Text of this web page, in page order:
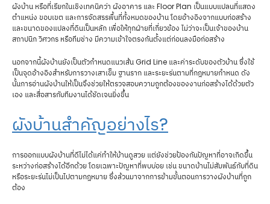
ผังบ้าน หรือที่เรียกในเชิงเทคนิคว่า ผังอาคาร และ Floor Plan เป็นแบบแปลนที่แสดง
ตำแหน่ง ขอบเขต และการจัดสรรพื้นที่ทั้งหมดของบ้าน โดยอ้างอิงจากแบบก่อสร้าง
และขนาดของแปลงที่ดินเป็นหลัก เพื่อให้ทุกฝ่ายที่เกี่ยวข้อง ไม่ว่าจะเป็นเจ้าของบ้าน
สถาปนิก วิศวกร หรือทีมช่าง มีความเข้าใจตรงกันตั้งแต่ก่อนลงมือก่อสร้าง
นอกจากนี้ผังบ้านยังเป็นตัวกำหนดแนวเส้น Grid Line และค่าระดับของตัวบ้าน ซึ่งใช้
เป็นจุดอ้างอิงสำหรับการวางเสาเข็ม ฐานราก และระยะร่นตามที่กฎหมายกำหนด ดัง
นั้นการอ่านผังบ้านให้เป็นจึงช่วยให้ตรวจสอบความถูกต้องของงานก่อสร้างได้ด้วยตัว
เอง และสื่อสารกับทีมงานได้ชัดเจนยิ่งขึ้น
ผังบ้านสำคัญอย่างไร?
การออกแบบผังบ้านที่ดีไม่ได้แค่ทำให้บ้านดูสวย แต่ยังช่วยป้องกันปัญหาที่อาจเกิดขึ้น
ระหว่างก่อสร้างได้อีกด้วย โดยเฉพาะปัญหาที่พบบ่อย เช่น ขนาดบ้านไม่สัมพันธ์กับที่ดิน
หรือระยะร่นไม่เป็นไปตามกฎหมาย ซึ่งล้วนมาจากการข้ามขั้นตอนการวางผังบ้านที่ถูก
ต้อง